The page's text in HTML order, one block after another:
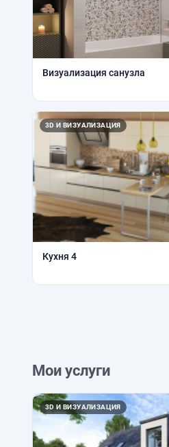
Визуализация санузла
3D И ВИЗУАЛИЗАЦИЯ
Кухня 4
Мои услуги
3D И ВИЗУАЛИЗАЦИЯ